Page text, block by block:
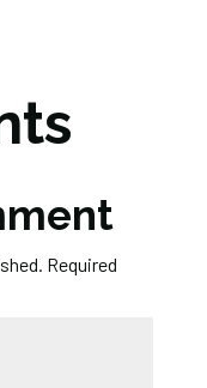
Required